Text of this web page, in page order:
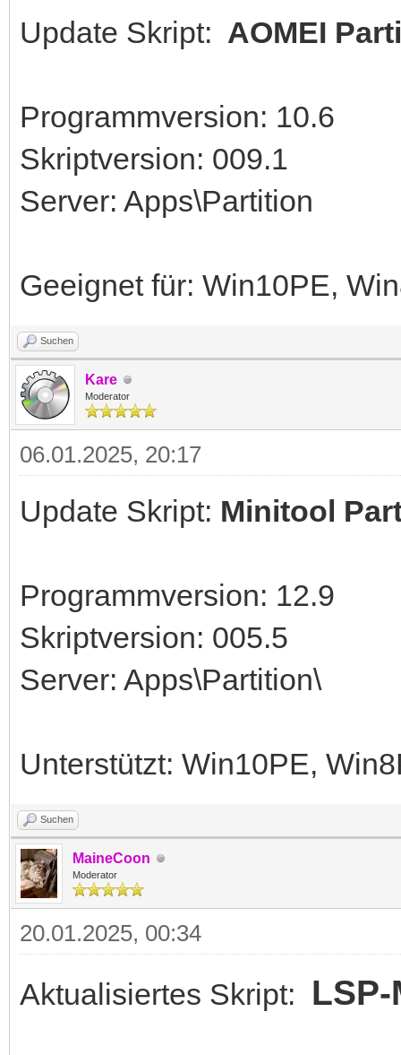
Update Skript: AOMEI
Programmversion: 10.6
Skriptversion: 009.1
Server: Apps\Partition
Geeignet für: Win10PE,
Suchen
Kare
Moderator
06.01.2025, 20:17
Update Skript: Minitool
Programmversion: 12.9
Skriptversion: 005.5
Server: Apps\Partition\
Unterstützt: Win10PE,
Suchen
MaineCoon
Moderator
20.01.2025, 00:34
Aktualisiertes Skript: